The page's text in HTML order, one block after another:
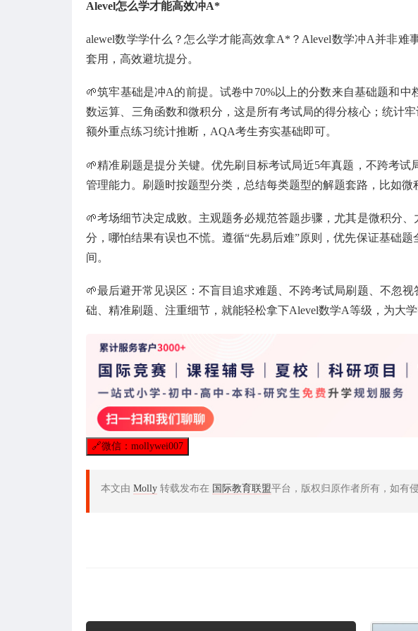
Alevel怎么学才能高效冲A*
alewel数学学什么？怎么学才能高效拿A*？Alevel数学冲A并非难
套用，高效避坑提分。
🌱筑牢基础是冲A的前提。试卷中70%以上的分数来自基础题和
数运算、三角函数和微积分，这是所有考试局的得分核心；统计
额外重点练习统计推断，AQA考生夯实基础即可。
🌱精准刷题是提分关键。优先刷目标考试局近5年真题，不跨考
管理能力。刷题时按题型分类，总结每类题型的解题套路，比如微
🌱考场细节决定成败。主观题务必规范答题步骤，尤其是微积分
分，哪怕结果有误也不慌。遵循“先易后难”原则，优先保证基础
间。
🌱最后避开常见误区：不盲目追求难题、不跨考试局刷题、不忽
础、精准刷题、注重细节，就能轻松拿下Alevel数学A等级，为大学
🔗微信：mollywei007
本文由 Molly 转载发布在 国际教育联盟平台，版权归原作者所有，如有